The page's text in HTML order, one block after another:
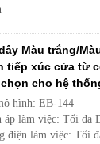
Màu trắng/
tiếp xúc cửa từ
cho hệ
hình: EB-144
áp làm việc: Tối đa
điện làm việc: Tối